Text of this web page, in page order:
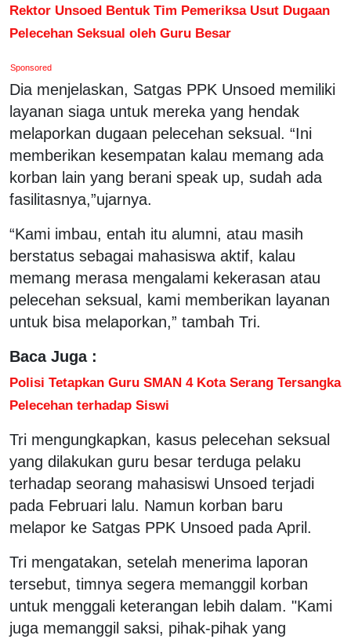
Rektor Unsoed Bentuk Tim Pemeriksa Usut Dugaan
Pelecehan Seksual oleh Guru Besar
Sponsored
Dia menjelaskan, Satgas PPK Unsoed memiliki
layanan siaga untuk mereka yang hendak
melaporkan dugaan pelecehan seksual. “Ini
memberikan kesempatan kalau memang ada
korban lain yang berani speak up, sudah ada
fasilitasnya,”ujarnya.
“Kami imbau, entah itu alumni, atau masih
berstatus sebagai mahasiswa aktif, kalau
memang merasa mengalami kekerasan atau
pelecehan seksual, kami memberikan layanan
untuk bisa melaporkan,” tambah Tri.
Baca Juga :
Polisi Tetapkan Guru SMAN 4 Kota Serang Tersangka
Pelecehan terhadap Siswi
Tri mengungkapkan, kasus pelecehan seksual
yang dilakukan guru besar terduga pelaku
terhadap seorang mahasiswi Unsoed terjadi
pada Februari lalu. Namun korban baru
melapor ke Satgas PPK Unsoed pada April.
Tri mengatakan, setelah menerima laporan
tersebut, timnya segera memanggil korban
untuk menggali keterangan lebih dalam. "Kami
juga memanggil saksi, pihak-pihak yang